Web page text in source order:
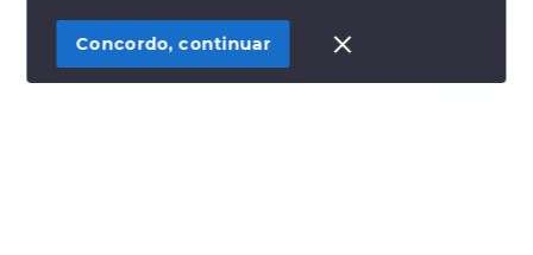
SITE PARA IMOBILIARIA
Concordo, continuar